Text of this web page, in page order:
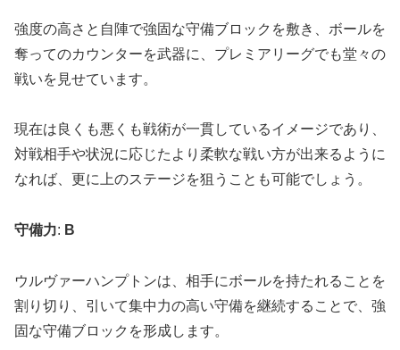
強度の高さと自陣で強固な守備ブロックを敷き、ボールを
奪ってのカウンターを武器に、プレミアリーグでも堂々の
戦いを見せています。
現在は良くも悪くも戦術が一貫しているイメージであり、
対戦相手や状況に応じたより柔軟な戦い方が出来るように
なれば、更に上のステージを狙うことも可能でしょう。
守備力: B
ウルヴァーハンプトンは、相手にボールを持たれることを
割り切り、引いて集中力の高い守備を継続することで、強
固な守備ブロックを形成します。